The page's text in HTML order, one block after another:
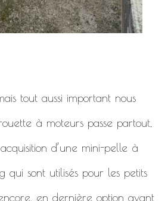
tout aussi important nous
à moteurs passe partout,
d’une mini-pelle à
qui sont utilisés pour les petits
en dernière option avant